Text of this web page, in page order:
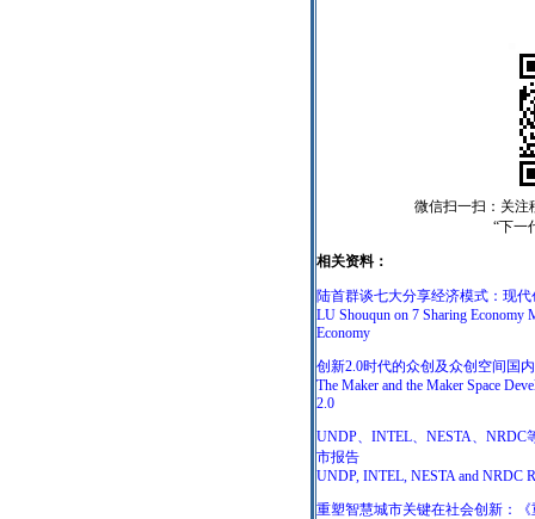
微信扫一扫：关注
“下一
相关资料：
陆首群谈七大分享经济模式：现
LU Shouqun on 7 Sharing Economy
Economy
创新2.0时代的众创及众创空间国
The Maker and the Maker Space
2.0
UNDP、INTEL、NESTA、
市报告
UNDP, INTEL, NESTA and NRDC
重塑智慧城市关键在社会创新：